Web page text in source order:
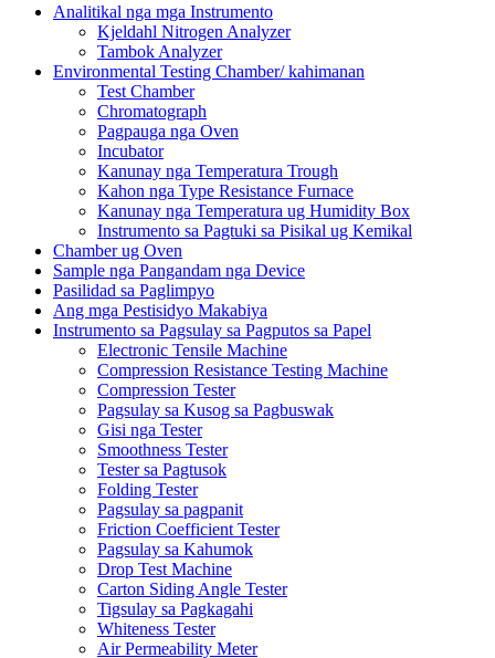
Analitikal nga mga Instrumento
Kjeldahl Nitrogen Analyzer
Tambok Analyzer
Environmental Testing Chamber/ kahimanan
Test Chamber
Chromatograph
Pagpauga nga Oven
Incubator
Kanunay nga Temperatura Trough
Kahon nga Type Resistance Furnace
Kanunay nga Temperatura ug Humidity Box
Instrumento sa Pagtuki sa Pisikal ug Kemikal
Chamber ug Oven
Sample nga Pangandam nga Device
Pasilidad sa Paglimpyo
Ang mga Pestisidyo Makabiya
Instrumento sa Pagsulay sa Pagputos sa Papel
Electronic Tensile Machine
Compression Resistance Testing Machine
Compression Tester
Pagsulay sa Kusog sa Pagbuswak
Gisi nga Tester
Smoothness Tester
Tester sa Pagtusok
Folding Tester
Pagsulay sa pagpanit
Friction Coefficient Tester
Pagsulay sa Kahumok
Drop Test Machine
Carton Siding Angle Tester
Tigsulay sa Pagkagahi
Whiteness Tester
Air Permeability Meter